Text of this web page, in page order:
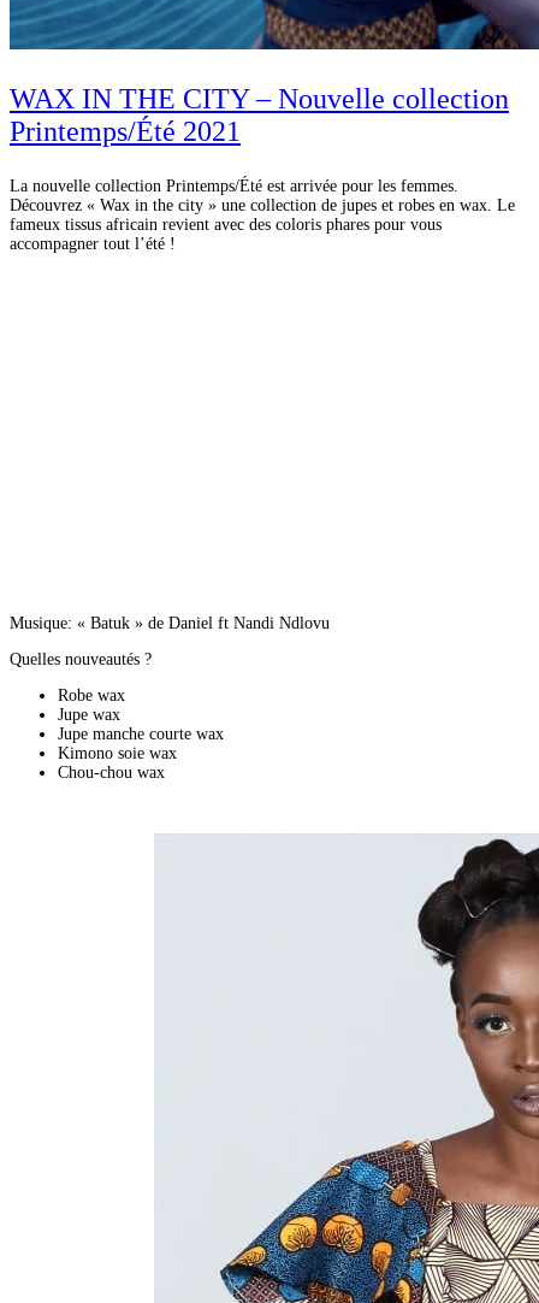
WAX IN THE CITY – Nouvelle collection
Printemps/Été 2021
La nouvelle collection Printemps/Été est arrivée pour les femmes.
Découvrez « Wax in the city » une collection de jupes et robes en wax. Le
fameux tissus africain revient avec des coloris phares pour vous
accompagner tout l’été !
Musique: « Batuk » de Daniel ft Nandi Ndlovu
Quelles nouveautés ?
Robe wax
Jupe wax
Jupe manche courte wax
Kimono soie wax
Chou-chou wax